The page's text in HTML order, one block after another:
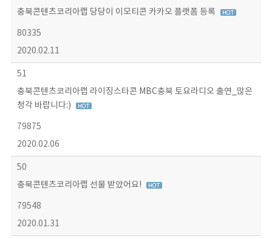
충북콘텐츠코리아랩 당당이 이모티콘 카카오 플랫폼 등록
80335
2020.02.11
51
충북콘텐츠코리아랩 라이징스타콘 MBC충북 토요라디오 출연_많은
청각 바랍니다:)
79875
2020.02.06
50
충북콘텐츠코리아랩 선물 받았어요!
79548
2020.01.31